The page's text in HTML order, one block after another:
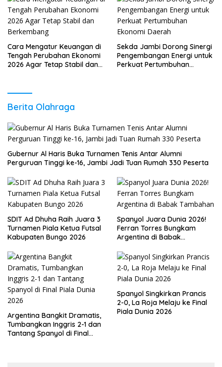
Cara Mengatur Keuangan di
Tengah Perubahan Ekonomi
2026 Agar Tetap Stabil dan
Sekda Jambi Dorong Sinergi
Pengembangan Energi untuk
Perkuat Pertumbuhan
Berita Olahraga
Gubernur Al Haris Buka Turnamen Tenis Antar Alumni
Perguruan Tinggi ke-16, Jambi Jadi Tuan Rumah 330 Peserta
SDIT Ad Dhuha Raih Juara 3
Turnamen Piala Ketua Futsal
Kabupaten Bungo 2026
Spanyol Juara Dunia 2026!
Ferran Torres Bungkam
Argentina di Babak
Argentina Bangkit Dramatis,
Tumbangkan Inggris 2-1 dan
Tantang Spanyol di Final
Spanyol Singkirkan Prancis
2-0, La Roja Melaju ke Final
Piala Dunia 2026